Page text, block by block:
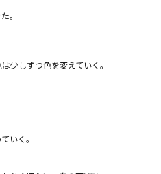
。
少しずつ色を変えていく。
いく。